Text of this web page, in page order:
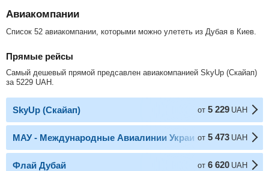
Авиакомпании
Список 52 авиакомпании, которыми можно улететь из Дубая в Киев.
Прямые рейсы
Самый дешевый прямой предсавлен авиакомпанией SkyUp (Скайап)
за 5229 UAH
SkyUp (Скайап) от 5 229 UAH
МАУ - Международные Авиалинии Украины
от 5 473 UAH
Флай Дубай от 6 620 UAH